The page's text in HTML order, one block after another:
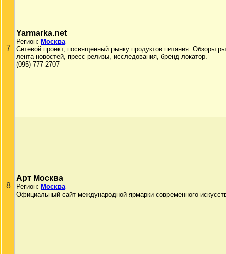
7
Yarmarka.net
Регион: Москва
Сетевой проект, посвященный рынку продуктов питания. Обзоры
лента новостей, пресс-релизы, исследования, бренд-локатор.
(095) 777-2707
8
Арт Москва
Регион: Москва
Официальный сайт международной ярмарки современного